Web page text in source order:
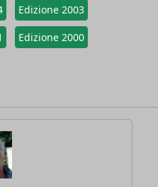
Edizione 2003
Edizione 2000